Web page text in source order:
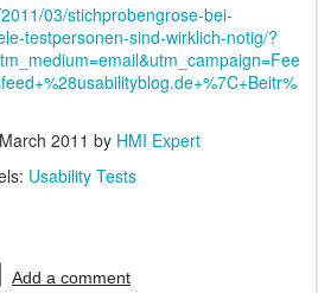
03/stichprobengrose-bei-
testpersonen-sind-wirklich-notig/?
2011 by HMI Expert
Usability Tests
Add a comment